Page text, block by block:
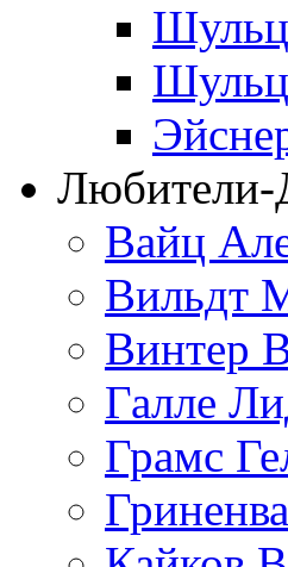
Вайц
Вильдт
Винтер
Галле
Грамс